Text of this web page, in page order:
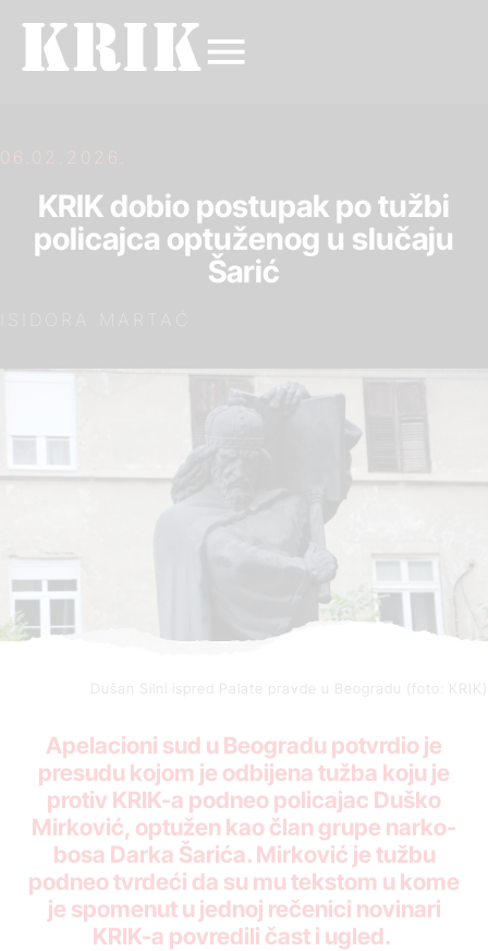
06.02.2026.
KRIK dobio postupak po tužbi
policajca optuženog u slučaju
Šarić
Dušan Silni ispred Palate pravde u Beogradu (foto: KRIK)
Apelacioni sud u Beogradu potvrdio je
presudu kojom je odbijena tužba koju je
protiv KRIK-a podneo policajac Duško
Mirković, optužen kao član grupe narko-
bosa Darka Šarića. Mirković je tužbu
podneo tvrdeći da su mu tekstom u kome
je spomenut u jednoj rečenici novinari
KRIK-a povredili čast i ugled.